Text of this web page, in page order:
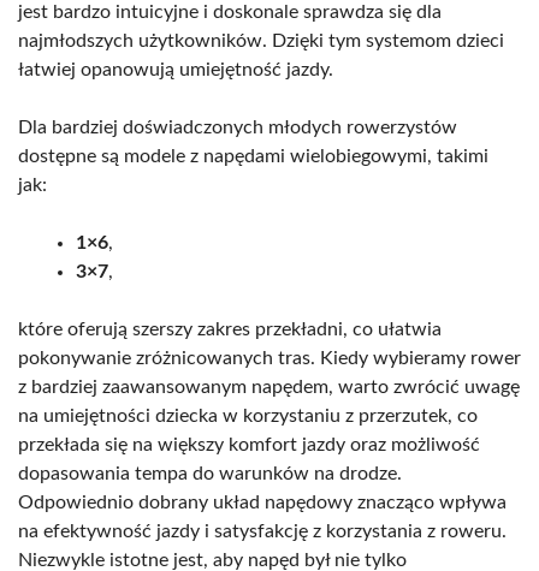
jest bardzo intuicyjne i doskonale sprawdza się dla
najmłodszych użytkowników. Dzięki tym systemom dzieci
łatwiej opanowują umiejętność jazdy.
Dla bardziej doświadczonych młodych rowerzystów
dostępne są modele z napędami wielobiegowymi, takimi
jak:
1×6,
3×7,
które oferują szerszy zakres przekładni, co ułatwia
pokonywanie zróżnicowanych tras. Kiedy wybieramy rower
z bardziej zaawansowanym napędem, warto zwrócić uwagę
na umiejętności dziecka w korzystaniu z przerzutek, co
przekłada się na większy komfort jazdy oraz możliwość
dopasowania tempa do warunków na drodze.
Odpowiednio dobrany układ napędowy znacząco wpływa
na efektywność jazdy i satysfakcję z korzystania z roweru.
Niezwykle istotne jest, aby napęd był nie tylko